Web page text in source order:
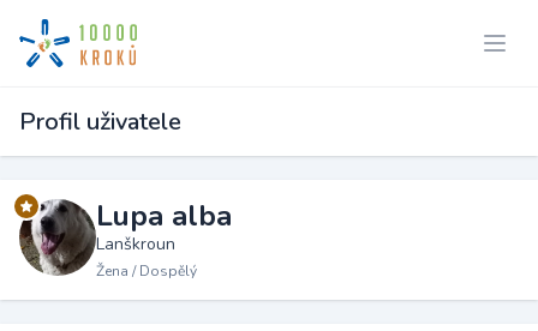
Profil uživatele
Lupa alba
Lanškroun
Žena / Dospělý